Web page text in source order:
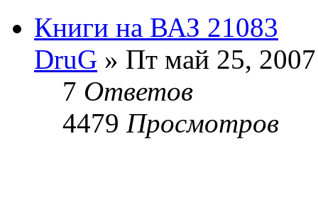
Книги на ВАЗ 21083
DruG » Пт май 25,
7 Ответов
4479 Просмотров